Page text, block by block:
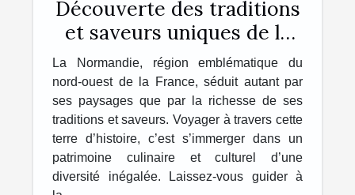
Découverte des traditions
et saveurs uniques de la
Normandie
La Normandie, région emblématique du
nord-ouest de la France, séduit autant par
ses paysages que par la richesse de ses
traditions et saveurs. Voyager à travers cette
terre d’histoire, c’est s’immerger dans un
patrimoine culinaire et culturel d’une
diversité inégalée. Laissez-vous guider à